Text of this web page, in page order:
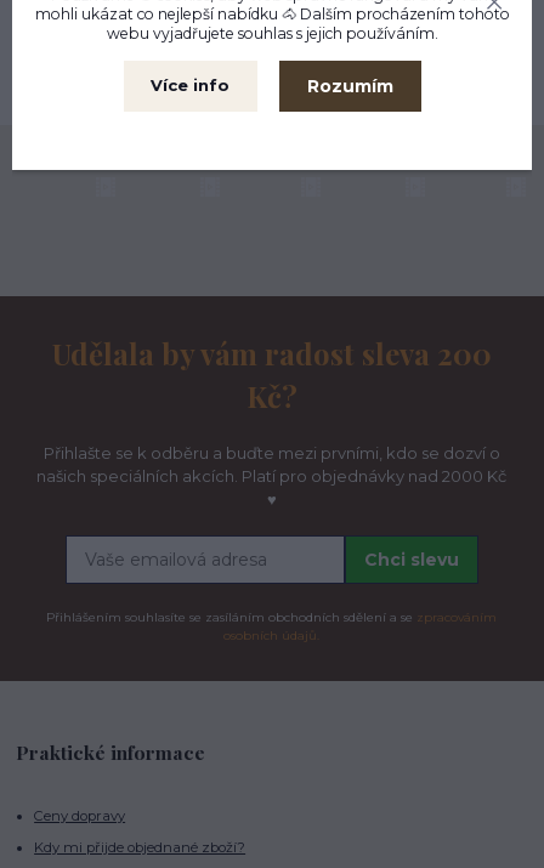
Kamenná prodejna
Liberec
do 30 dnů
Udělala by vám radost sleva 200
Kč?
Přihlašte se k odběru a buďte mezi prvními, kdo se dozví o
našich speciálních akcích. Platí pro objednávky nad 2000 Kč
♥
Chci slevu
Přihlášením souhlasíte se zasíláním obchodních sdělení a se zpracováním
osobních údajů.
Praktické informace
Ceny dopravy
Kdy mi přijde objednané zboží?
mohli ukázat co nejlepší nabídku 🐴 Dalším procházením tohoto
webu vyjadřujete souhlas s jejich používáním.
Více info Rozumím